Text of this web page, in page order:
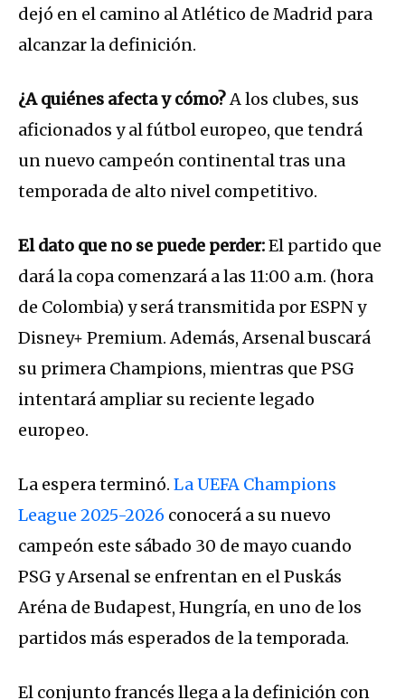
dejó en el camino al Atlético de Madrid para
alcanzar la definición.
¿A quiénes afecta y cómo?A los clubes, sus
aficionados y al fútbol europeo, que tendrá
un nuevo campeón continental tras una
temporada de alto nivel competitivo.
El dato que no se puede perder:El partido que
dará la copa comenzará a las 11:00 a.m. (hora
de Colombia) y será transmitida por ESPN y
Disney+ Premium. Además, Arsenal buscará
su primera Champions, mientras que PSG
intentará ampliar su reciente legado
europeo.
La espera terminó. La UEFA Champions
League 2025-2026 conocerá a su nuevo
campeón este sábado 30 de mayo cuando
PSG y Arsenal se enfrentan en el Puskás
Aréna de Budapest, Hungría, en uno de los
partidos más esperados de la temporada.
El conjunto francés llega a la definición con